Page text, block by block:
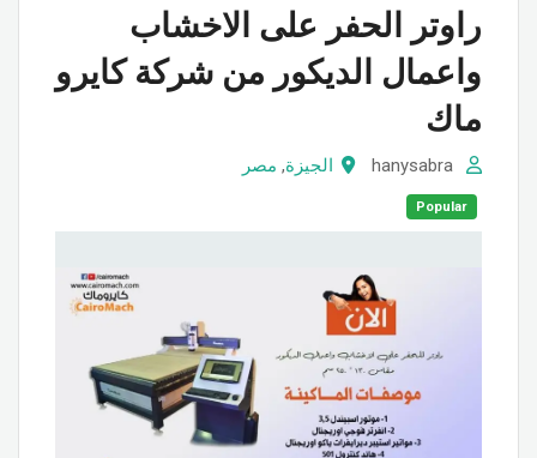
راوتر الحفر على الاخشاب
واعمال الديكور من شركة كايرو
ماك
الجيزة, مصر
Popular